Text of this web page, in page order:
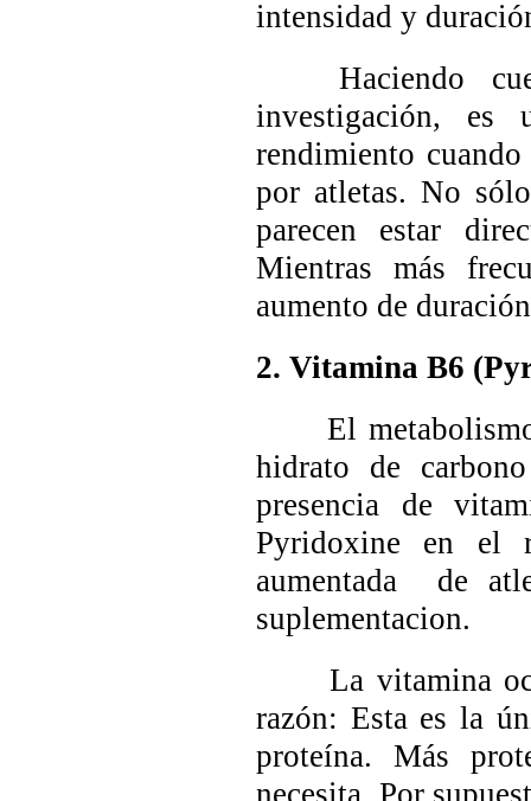
intensidad y
Haciendo
investigación, es
rendimiento cuando
por atletas. No
parecen estar
Mientras más
aumento de
2. Vitamina B6
El metabolismo
hidrato de
presencia de
Pyridoxine en el
aumentada de
suplementacion.
La vitamina
razón: Esta es la
proteína. Más
necesita. Por